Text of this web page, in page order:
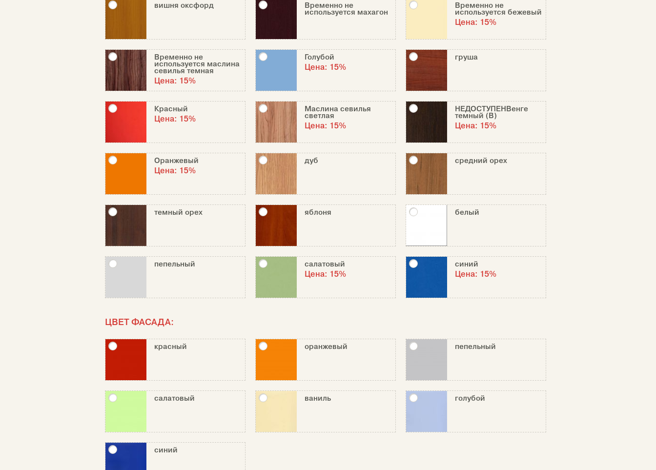
вишня оксфорд Временно не
используется махагон
Временно не
используется бежевый
Цена: 15%
Временно не
используется маслина
севилья темная
Цена: 15%
Голубой
Цена: 15%
груша
Красный
Цена: 15%
Маслина севилья
светлая
Цена: 15%
НЕДОСТУПЕНВенге
темный (В)
Цена: 15%
Оранжевый
Цена: 15%
дуб средний орех
темный орех яблоня белый
пепельный салатовый
Цена: 15%
синий
Цена: 15%
ЦВЕТ ФАСАДА:
красный оранжевый пепельный
салатовый ваниль голубой
синий